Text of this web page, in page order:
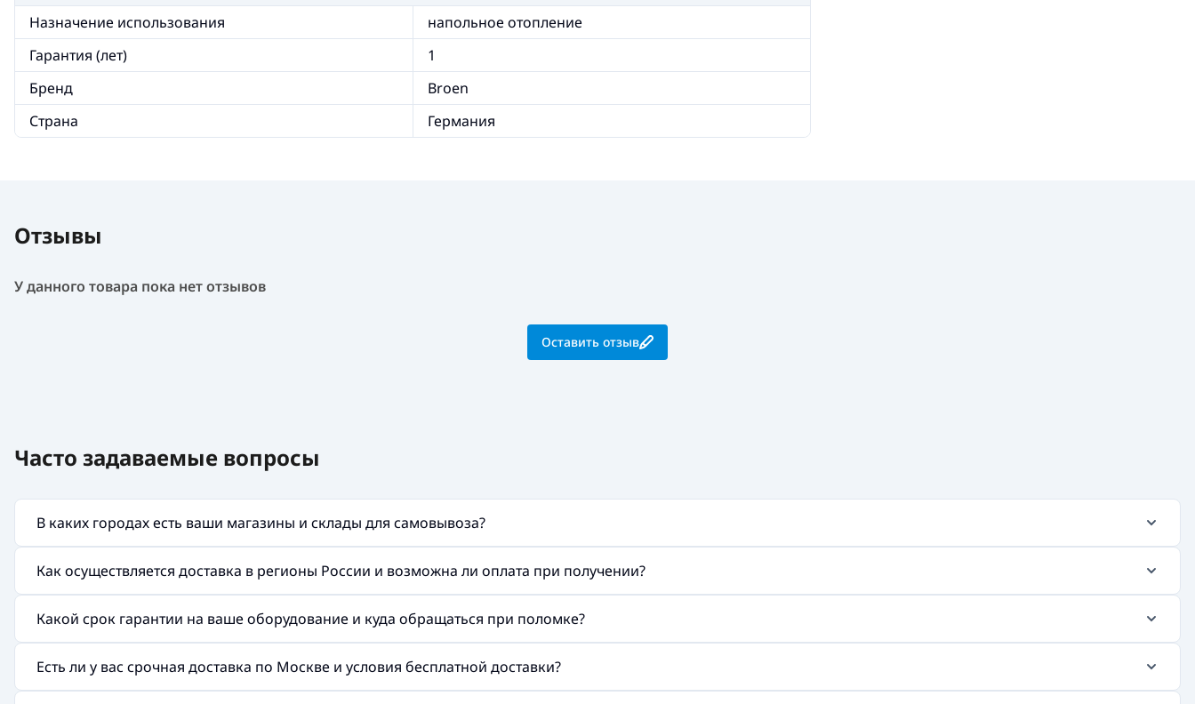
Назначение использования
напольное отопление
Гарантия (лет)
1
Бренд
Broen
Страна
Германия
Отзывы
У данного товара пока нет отзывов
Оставить отзыв
Часто задаваемые вопросы
В каких городах есть ваши магазины и склады для самовывоза?
Как осуществляется доставка в регионы России и возможна ли оплата при получении?
Какой срок гарантии на ваше оборудование и куда обращаться при поломке?
Есть ли у вас срочная доставка по Москве и условия бесплатной доставки?